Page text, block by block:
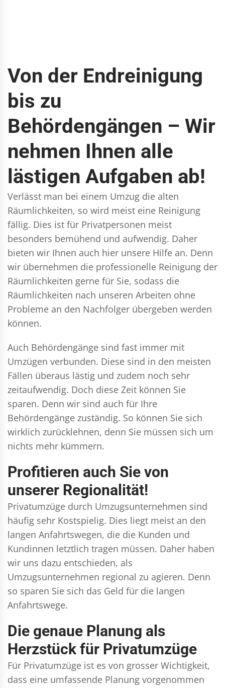
Von der Endreinigung
bis zu
Behördengängen – Wir
nehmen Ihnen alle
lästigen Aufgaben ab!
Verlässt man bei einem Umzug die alten
Räumlichkeiten, so wird meist eine Reinigung
fällig. Dies ist für Privatpersonen meist
besonders bemühend und aufwendig. Daher
bieten wir Ihnen auch hier unsere Hilfe an. Denn
wir übernehmen die professionelle Reinigung der
Räumlichkeiten gerne für Sie, sodass die
Räumlichkeiten nach unseren Arbeiten ohne
Probleme an den Nachfolger übergeben werden
können.
Auch Behördengänge sind fast immer mit
Umzügen verbunden. Diese sind in den meisten
Fällen überaus lästig und zudem noch sehr
zeitaufwendig. Doch diese Zeit können Sie
sparen. Denn wir sind auch für Ihre
Behördengänge zuständig. So können Sie sich
wirklich zurücklehnen, denn Sie müssen sich um
nichts mehr kümmern.
Profitieren auch Sie von
unserer Regionalität!
Privatumzüge durch Umzugsunternehmen sind
häufig sehr Kostspielig. Dies liegt meist an den
langen Anfahrtswegen, die die Kunden und
Kundinnen letztlich tragen müssen. Daher haben
wir uns dazu entschieden, als
Umzugsunternehmen regional zu agieren. Denn
so sparen Sie sich das Geld für die langen
Anfahrtswege.
Die genaue Planung als
Herzstück für Privatumzüge
Für Privatumzüge ist es von grosser Wichtigkeit,
dass eine umfassende Planung vorgenommen